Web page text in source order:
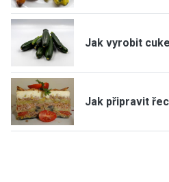
Jak vyrobit
Jak připravit